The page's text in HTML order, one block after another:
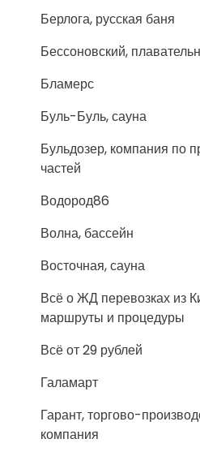
Берлога, русская баня
Бессоновский,
Бламерс
Буль-Буль, сауна
Бульдозер, компания по
частей
Водород86
Волна, бассейн
Восточная, сауна
Всё о ЖД перевозках из
маршруты и процедуры
Всё от 29 рублей
Галамарт
Гарант, торгово-
компания